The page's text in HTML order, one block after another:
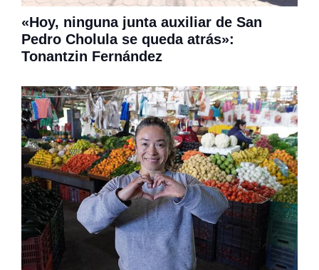
«Hoy, ninguna junta auxiliar de San
Pedro Cholula se queda atrás»:
Tonantzin Fernández